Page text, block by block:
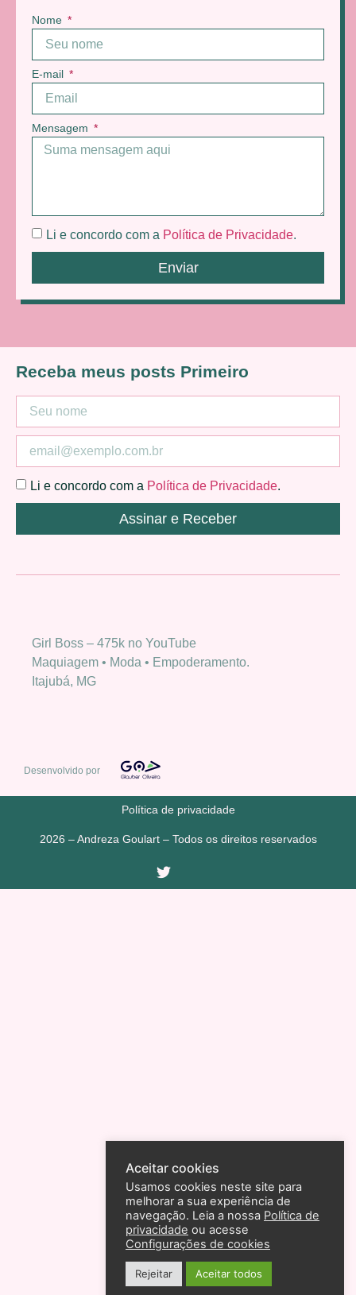
Nome
E-mail
Mensagem
Li e concordo com a Política de Privacidade.
Enviar
Girl Boss – 475k no YouTube
Maquiagem • Moda • Empoderamento.
Itajubá, MG
Receba meus posts Primeiro
Li e concordo com a Política de Privacidade.
Assinar e Receber
Desenvolvido por
Política de privacidade
2026 – Andreza Goulart – Todos os direitos reservados
Aceitar cookies
Usamos cookies neste site para
melhorar a sua experiência de
navegação. Leia a nossa Política de
privacidade ou acesse
Configurações de cookies
Rejeitar Aceitar todos